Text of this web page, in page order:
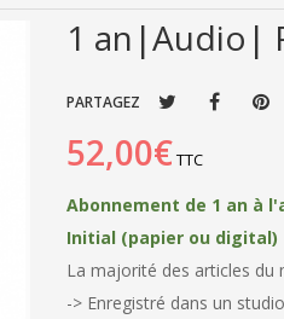
1 an|Audio|
PARTAGEZ
52,00€TTC
Abonnement de 1 an à
Initial (papier ou digital)
La majorité des articles du
-> Enregistré dans un